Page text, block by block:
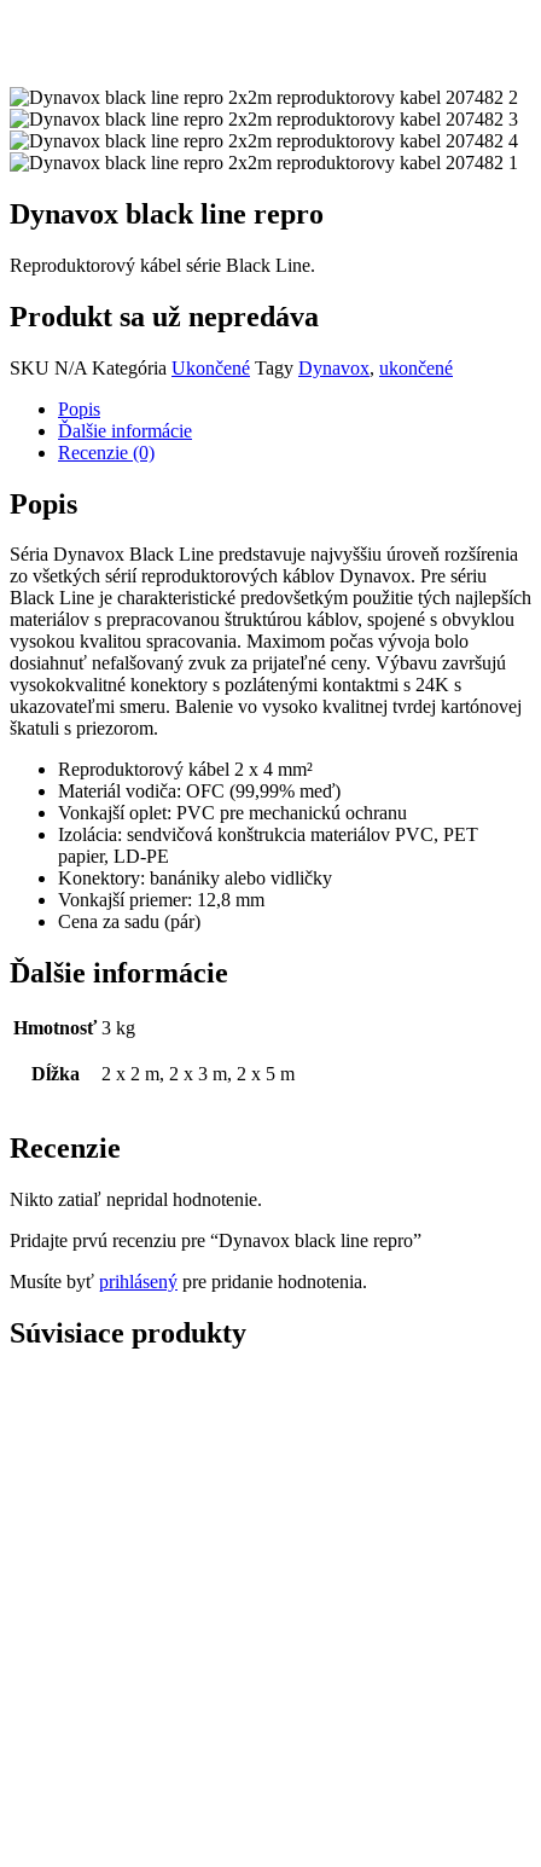
Dynavox black line repro
Reproduktorový kábel série Black Line.
Produkt sa už nepredáva
SKU N/A Kategória Ukončené Tagy Dynavox, ukončené
Popis
Ďalšie informácie
Recenzie (0)
Popis
Séria Dynavox Black Line predstavuje najvyššiu úroveň rozšírenia
zo všetkých sérií reproduktorových káblov Dynavox. Pre sériu
Black Line je charakteristické predovšetkým použitie tých najlepších
materiálov s prepracovanou štruktúrou káblov, spojené s obvyklou
vysokou kvalitou spracovania. Maximom počas vývoja bolo
dosiahnuť nefalšovaný zvuk za prijateľné ceny. Výbavu završujú
vysokokvalitné konektory s pozlátenými kontaktmi s 24K s
ukazovateľmi smeru. Balenie vo vysoko kvalitnej tvrdej kartónovej
škatuli s priezorom.
Reproduktorový kábel 2 x 4 mm²
Materiál vodiča: OFC (99,99% meď)
Vonkajší oplet: PVC pre mechanickú ochranu
Izolácia: sendvičová konštrukcia materiálov PVC, PET
papier, LD-PE
Konektory: banániky alebo vidličky
Vonkajší priemer: 12,8 mm
Cena za sadu (pár)
Ďalšie informácie
Hmotnosť 3 kg
Dĺžka 2 x 2 m, 2 x 3 m, 2 x 5 m
Recenzie
Nikto zatiaľ nepridal hodnotenie.
Pridajte prvú recenziu pre “Dynavox black line repro”
Musíte byť prihlásený pre pridanie hodnotenia.
Súvisiace produkty